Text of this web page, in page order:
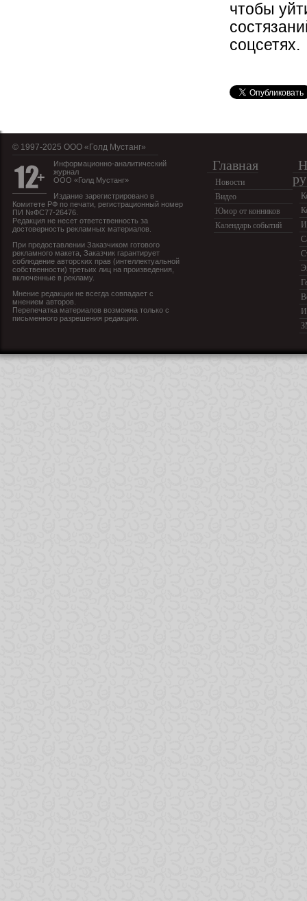
чтобы
соцсетях.
© 1997-2025 OOO «Голд Мустанг»
Информационно-аналитический
журнал
ООО «Голд Мустанг»
Издание зарегистрировано в
Комитете РФ по печати, регистрационный номер
ПИ №ФС77-26476.
Редакция не несет ответственность за
достоверность рекламных материалов.
При предоставлении Заказчиком готового
рекламного макета, Заказчик гарантирует
соблюдение авторских прав (интеллектуальной
собственности) третьих лиц на произведения,
включенные в рекламу.
Мнение редакции не всегда совпадает с
мнением авторов.
Перепечатка материалов возможна только с
письменного разрешения редакции.
Главная
Новости
Видео
Юмор от конников
Календарь событий